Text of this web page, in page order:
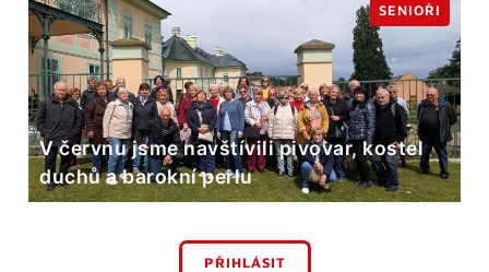
V červnu jsme navštívili pivovar, kostel
duchů a barokní perlu
SENIOŘI
PŘIHLÁSIT